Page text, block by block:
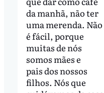
da manhã, não ter
uma merenda. Não
é fácil, porque
muitas de nós
somos mães e
pais dos nossos
filhos. Nós que